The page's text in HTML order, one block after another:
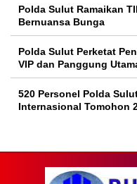
Polda Sulut Ramaikan
Bernuansa Bunga
Polda Sulut Perketat
VIP dan Panggung
520 Personel Polda
Internasional Tomohon